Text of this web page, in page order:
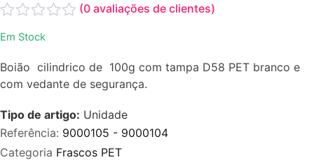
0
5
(0 avaliações de clientes)
Em Stock
Boião cilindrico de 100g com tampa D58 PET branco e
com vedante de segurança.
Tipo de artigo: Unidade
Referência: 9000105 - 9000104
Categoria Frascos PET